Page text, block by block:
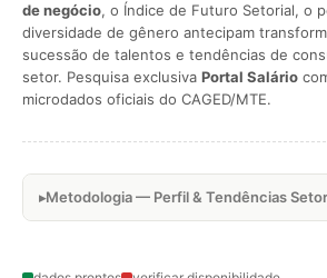
de negócio, o Índice de Futuro Setorial, o
diversidade de gênero antecipam
sucessão de talentos e tendências de
setor. Pesquisa exclusiva Portal Salário
microdados oficiais do CAGED/MTE.
Metodologia — Perfil & Tendências